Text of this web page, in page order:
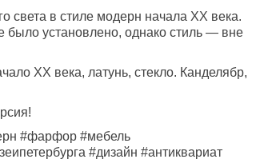
света в стиле модерн начала ХХ века.
было установлено, однако стиль — вне
ХХ века, латунь, стекло. Канделябр,
#фарфор #мебель
#дизайн #антиквариат